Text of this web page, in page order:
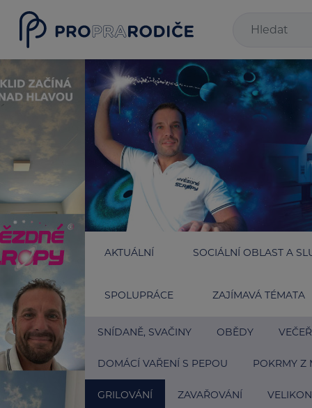
AKTUÁLNÍ SOCIÁLNÍ OBLAST A
SPOLUPRÁCE ZAJÍMAVÁ TÉMATA
SNÍDANĚ, SVAČINY OBĚDY
DOMÁCÍ VAŘENÍ S PEPOU POKRMY Z
GRILOVÁNÍ ZAVAŘOVÁNÍ